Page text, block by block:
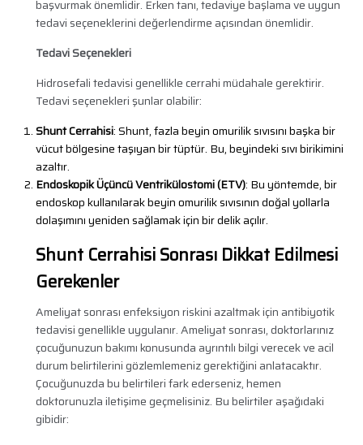
başvurmak önemlidir. Erken tanı, tedaviye başlama ve uygun
tedavi seçeneklerini değerlendirme açısından önemlidir.
Tedavi Seçenekleri
Hidrosefali tedavisi genellikle cerrahi müdahale gerektirir.
Tedavi seçenekleri şunlar olabilir:
Shunt Cerrahisi: Shunt, fazla beyin omurilik sıvısını başka bir
vücut bölgesine taşıyan bir tüptür. Bu, beyindeki sıvı birikimini
azaltır.
Endoskopik Üçüncü Ventrikülostomi (ETV): Bu yöntemde, bir
endoskop kullanılarak beyin omurilik sıvısının doğal yollarla
dolaşımını yeniden sağlamak için bir delik açılır.
Shunt Cerrahisi Sonrası Dikkat Edilmesi
Gerekenler
Ameliyat sonrası enfeksiyon riskini azaltmak için antibiyotik
tedavisi genellikle uygulanır. Ameliyat sonrası, doktorlarınız
çocuğunuzun bakımı konusunda ayrıntılı bilgi verecek ve acil
durum belirtilerini gözlemlemeniz gerektiğini anlatacaktır.
Çocuğunuzda bu belirtileri fark ederseniz, hemen
doktorunuzla iletişime geçmelisiniz. Bu belirtiler aşağıdaki
gibidir: